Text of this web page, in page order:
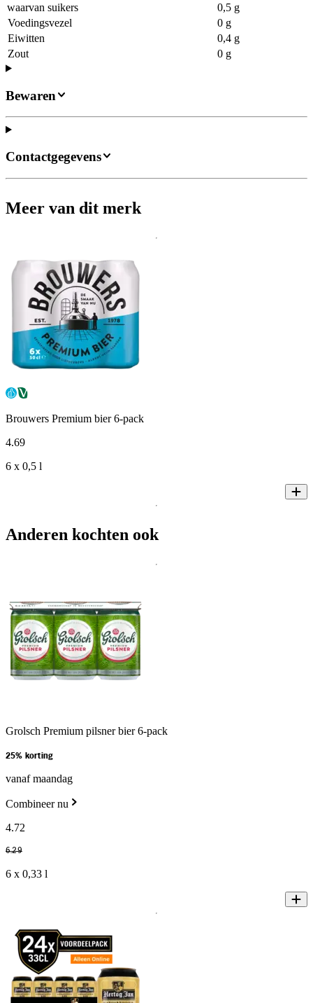
waarvan suikers
0,5 g
Voedingsvezel
0 g
Eiwitten
0,4 g
Zout
0 g
Bewaren
Contactgegevens
Meer van dit merk
Brouwers Premium bier 6-pack
4.69
6 x 0,5 l
Anderen kochten ook
Grolsch Premium pilsner bier 6-pack
25% korting
vanaf maandag
Combineer nu
4.72
6.29
6 x 0,33 l